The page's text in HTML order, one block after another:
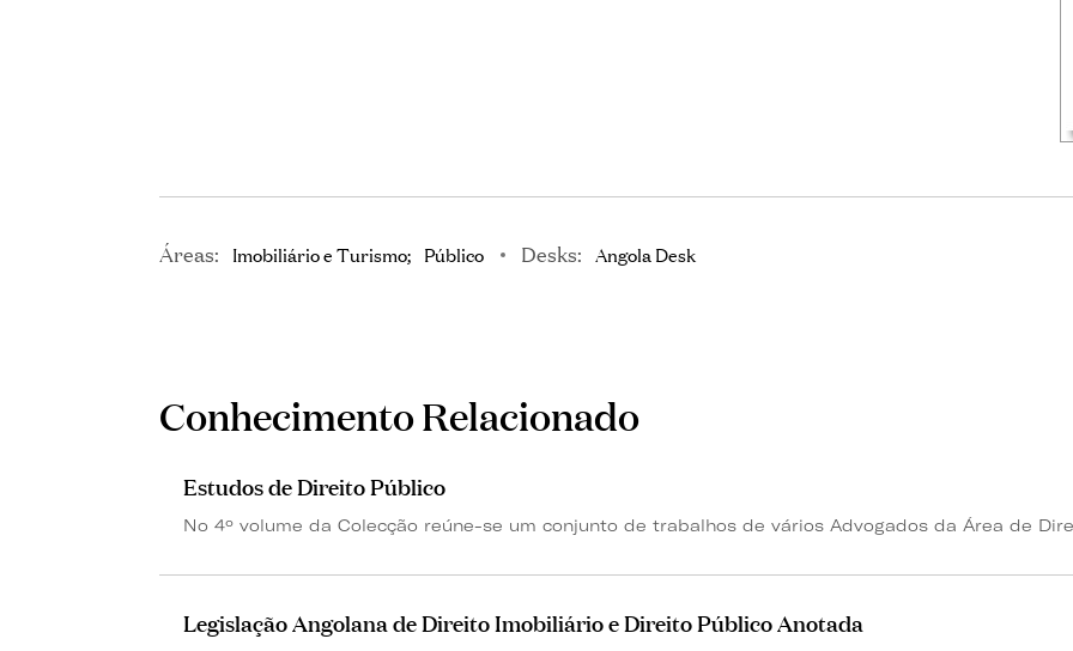
Áreas: Imobiliário e Turismo Público Desks: Angola Desk
Conhecimento Relacionado
Estudos de Direito Público
No 4º volume da Colecção reúne-se um conjunto de trabalhos de vários Advogados da Área de
Legislação Angolana de Direito Imobiliário e Direito Público Anotada